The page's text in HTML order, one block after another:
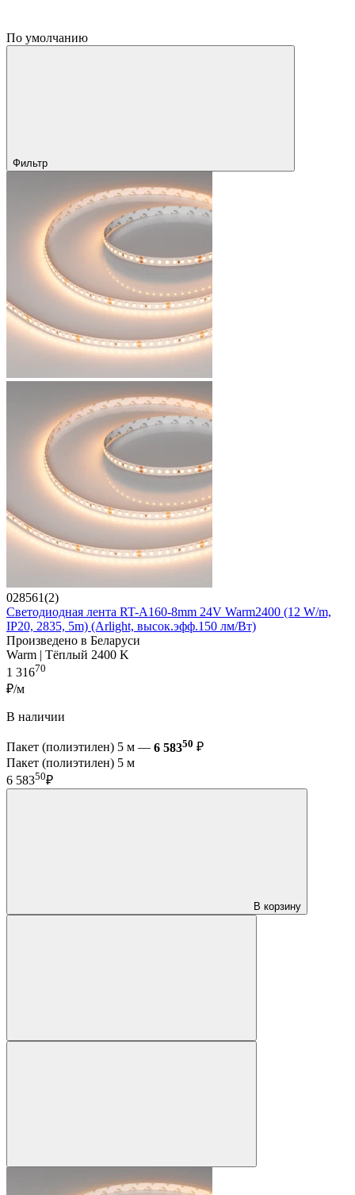
По умолчанию
Фильтр
028561(2)
Светодиодная лента RT-A160-8mm 24V Warm2400 (12 W/m,
IP20, 2835, 5m) (Arlight, высок.эфф.150 лм/Вт)
Произведено в Беларуси
Warm | Тёплый 2400 K
1 31670
₽/м
В наличии
Пакет (полиэтилен) 5 м — 6 58350 ₽
Пакет (полиэтилен) 5 м
6 58350₽
В корзину